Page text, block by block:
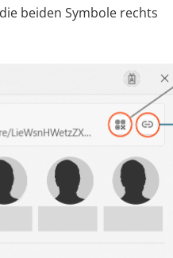
beiden Symbole rechts